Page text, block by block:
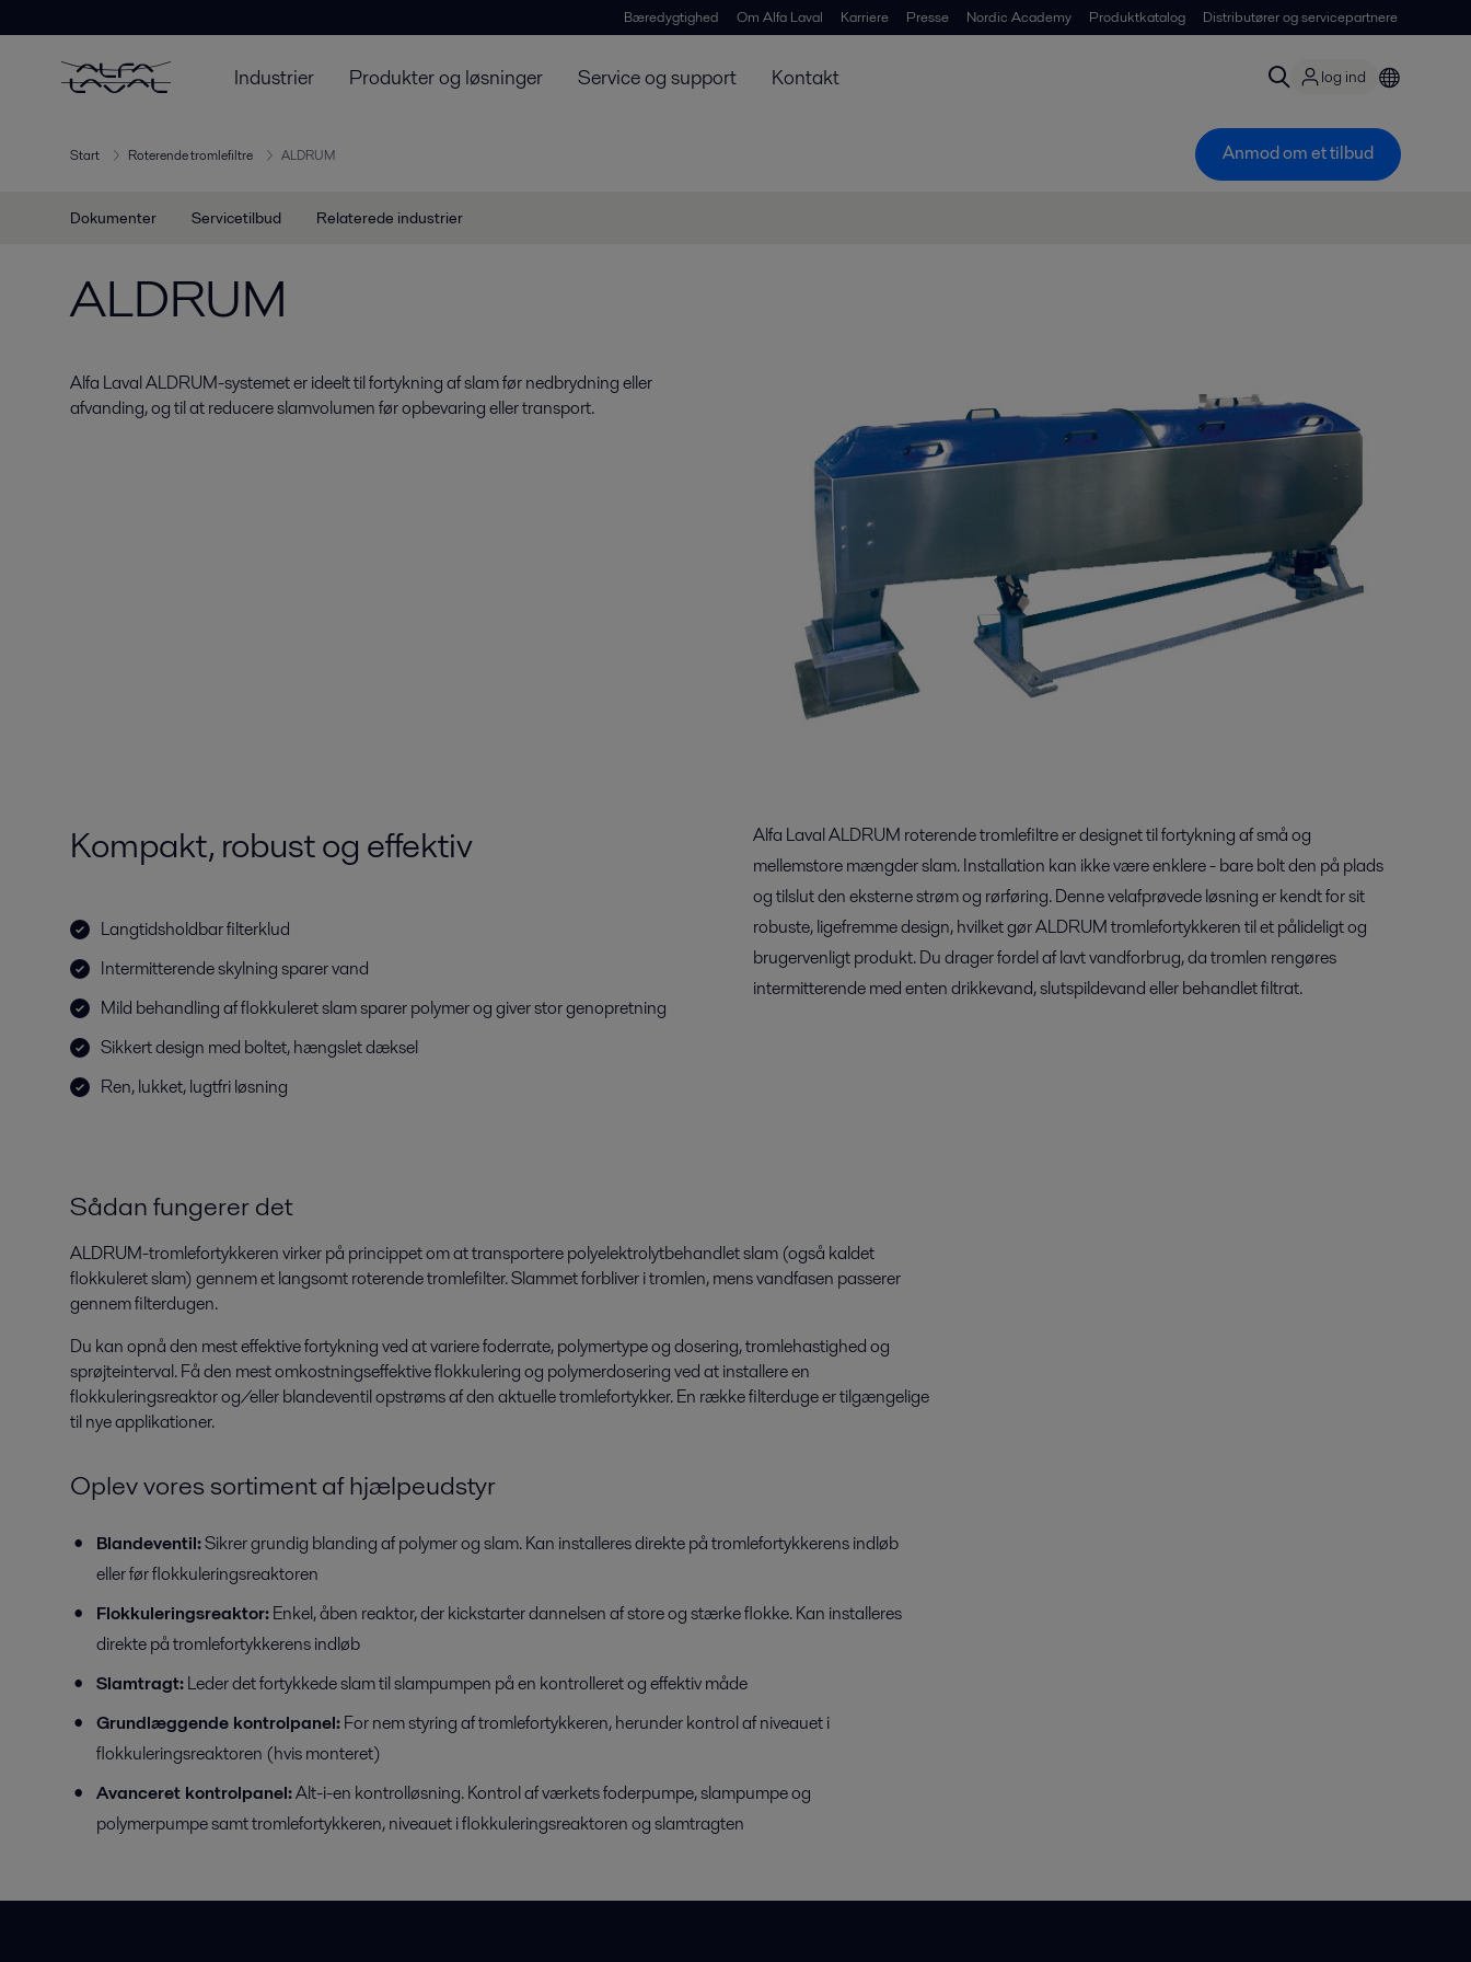
Bæredygtighed Om Alfa Laval Karriere Presse Nordic Academy Produktkatalog Distributører og servicepartnere
Industrier Produkter og løsninger Service og support Kontakt log ind
Start Roterende tromlefiltre ALDRUM Anmod om et tilbud
Dokumenter Servicetilbud Relaterede industrier
ALDRUM
Alfa Laval ALDRUM-systemet er ideelt til fortykning af slam før nedbrydning eller
afvanding, og til at reducere slamvolumen før opbevaring eller transport.
Kompakt, robust og effektiv
Langtidsholdbar filterklud
Intermitterende skylning sparer vand
Mild behandling af flokkuleret slam sparer polymer og giver stor genopretning
Sikkert design med boltet, hængslet dæksel
Ren, lukket, lugtfri løsning
Alfa Laval ALDRUM roterende tromlefiltre er designet til fortykning af små og
mellemstore mængder slam. Installation kan ikke være enklere - bare bolt den på plads
og tilslut den eksterne strøm og rørføring. Denne velafprøvede løsning er kendt for sit
robuste, ligefremme design, hvilket gør ALDRUM tromlefortykkeren til et pålideligt og
brugervenligt produkt. Du drager fordel af lavt vandforbrug, da tromlen rengøres
intermitterende med enten drikkevand, slutspildevand eller behandlet filtrat.
Sådan fungerer det
ALDRUM-tromlefortykkeren virker på princippet om at transportere polyelektrolytbehandlet slam (også kaldet
flokkuleret slam) gennem et langsomt roterende tromlefilter. Slammet forbliver i tromlen, mens vandfasen passerer
gennem filterdugen.
Du kan opnå den mest effektive fortykning ved at variere foderrate, polymertype og dosering, tromlehastighed og
sprøjteinterval. Få den mest omkostningseffektive flokkulering og polymerdosering ved at installere en
flokkuleringsreaktor og/eller blandeventil opstrøms af den aktuelle tromlefortykker. En række filterduge er tilgængelige
til nye applikationer.
Oplev vores sortiment af hjælpeudstyr
Blandeventil:Sikrer grundig blanding af polymer og slam. Kan installeres direkte på tromlefortykkerens indløb
eller før flokkuleringsreaktoren
Flokkuleringsreaktor:Enkel, åben reaktor, der kickstarter dannelsen af ​​store og stærke flokke. Kan installeres
direkte på tromlefortykkerens indløb
Slamtragt:Leder det fortykkede slam til slampumpen på en kontrolleret og effektiv måde
Grundlæggende kontrolpanel:For nem styring af tromlefortykkeren, herunder kontrol af niveauet i
flokkuleringsreaktoren (hvis monteret)
Avanceret kontrolpanel:Alt-i-en kontrolløsning. Kontrol af værkets foderpumpe, slampumpe og
polymerpumpe samt tromlefortykkeren, niveauet i flokkuleringsreaktoren og slamtragten